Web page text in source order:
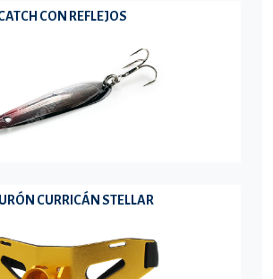
CON REFLEJOS
CURRICÁN STELLAR